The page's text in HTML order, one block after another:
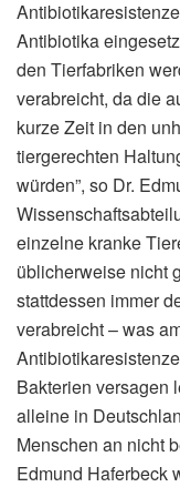
Antibiotika
den Tierfabriken
verabreicht, da die
kurze Zeit in den
tiergerechten
würden”, so Dr.
einzelne kranke
üblicherweise nicht
stattdessen immer
verabreicht – was
Bakterien versagen
alleine in
Menschen an nicht
Edmund Haferbeck